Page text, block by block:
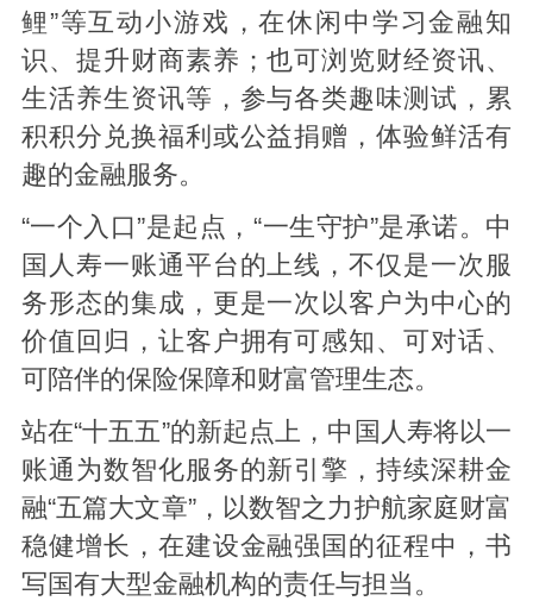
鲤”等互动小游戏，在休闲中学习金融知
识、提升财商素养；也可浏览财经资讯、
生活养生资讯等，参与各类趣味测试，累
积积分兑换福利或公益捐赠，体验鲜活有
趣的金融服务。
“一个入口”是起点，“一生守护”是承诺。中
国人寿一账通平台的上线，不仅是一次服
务形态的集成，更是一次以客户为中心的
价值回归，让客户拥有可感知、可对话、
可陪伴的保险保障和财富管理生态。
站在“十五五”的新起点上，中国人寿将以一
账通为数智化服务的新引擎，持续深耕金
融“五篇大文章”，以数智之力护航家庭财富
稳健增长，在建设金融强国的征程中，书
写国有大型金融机构的责任与担当。